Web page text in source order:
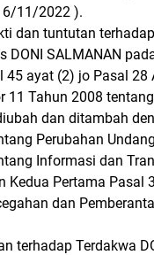
11/2022 ).
dan tuntutan
DONI SALMANAN
45 ayat (2) jo Pasal 28
11 Tahun 2008
dan ditambah
Perubahan
Informasi dan
Kedua Pertama Pasal
dan
terhadap Terdakwa